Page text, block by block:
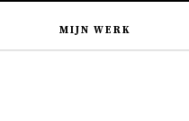
MIJN WERK